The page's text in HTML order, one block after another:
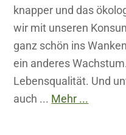
knapper und das
wir mit unseren
ganz schön ins
ein anderes
Lebensqualität. Und
auch ... Mehr ...